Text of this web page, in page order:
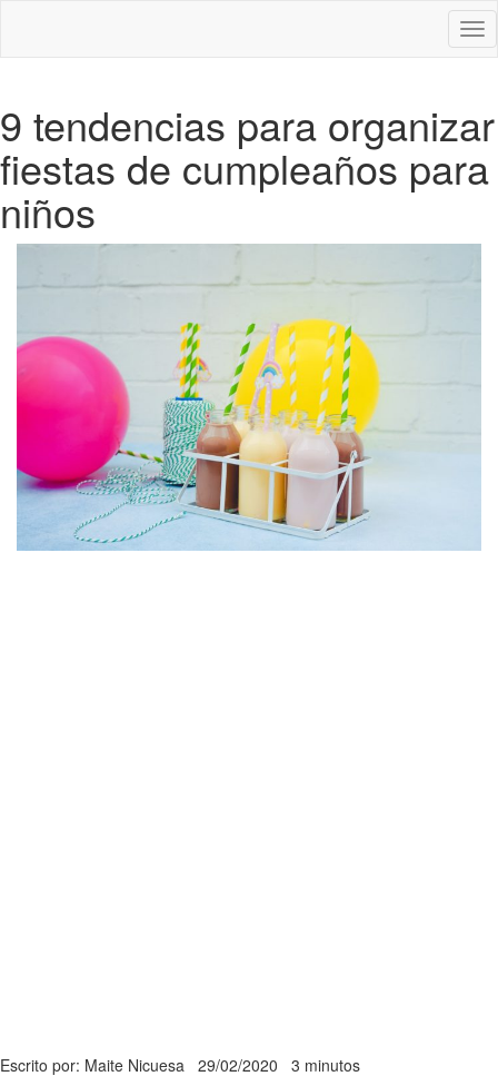
9 tendencias para organizar
fiestas de cumpleaños para
niños
Escrito por: Maite Nicuesa 29/02/2020 3 minutos